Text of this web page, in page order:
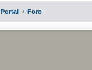
Portal Foro